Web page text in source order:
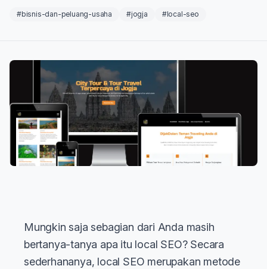
#bisnis-dan-peluang-usaha #jogja #local-seo
Mungkin saja sebagian dari Anda masih
bertanya-tanya apa itu local SEO? Secara
sederhananya, local SEO merupakan metode